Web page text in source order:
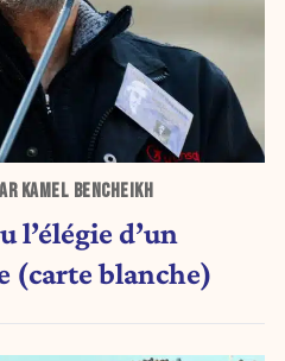
KAMEL BENCHEIKH
l’élégie d’un
(carte blanche)